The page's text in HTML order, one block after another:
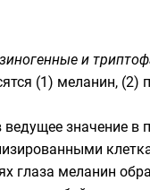
и
(1) меланин, (2)
значение в
глаза меланин